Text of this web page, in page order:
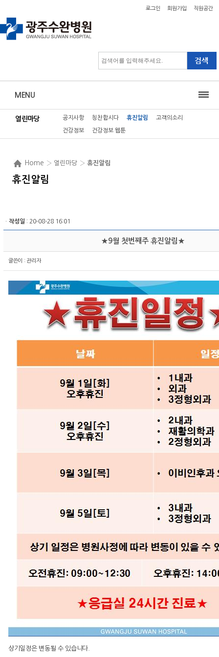
로그인 회원가입 직원공간
MENU
열린마당 공지사항 칭찬합시다 휴진알림 고객의소리
건강정보 건강정보 웹툰
Home › 열린마당 › 휴진알림
휴진알림
ㆍ 작성일 : 20-08-28 16:01
★9월 첫번째주 휴진알림★
글쓴이 :관리자
상기일정은 변동될 수 있습니다.